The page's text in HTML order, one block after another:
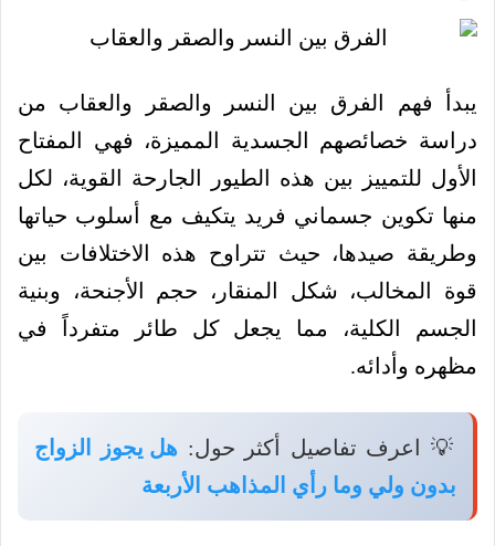
يبدأ فهم الفرق بين النسر والصقر والعقاب من
دراسة خصائصهم الجسدية المميزة، فهي المفتاح
الأول للتمييز بين هذه الطيور الجارحة القوية، لكل
منها تكوين جسماني فريد يتكيف مع أسلوب حياتها
وطريقة صيدها، حيث تتراوح هذه الاختلافات بين
قوة المخالب، شكل المنقار، حجم الأجنحة، وبنية
الجسم الكلية، مما يجعل كل طائر متفرداً في
مظهره وأدائه.
💡 اعرف تفاصيل أكثر حول: هل يجوز الزواج
بدون ولي وما رأي المذاهب الأربعة